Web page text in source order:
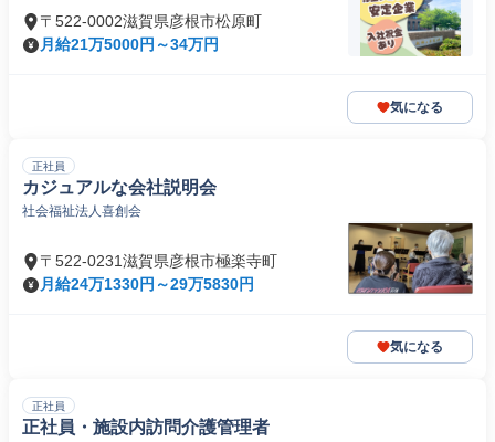
〒522-0002滋賀県彦根市松原町
月給21万5000円～34万円
気になる
正社員
カジュアルな会社説明会
社会福祉法人喜創会
〒522-0231滋賀県彦根市極楽寺町
月給24万1330円～29万5830円
気になる
正社員
正社員・施設内訪問介護管理者